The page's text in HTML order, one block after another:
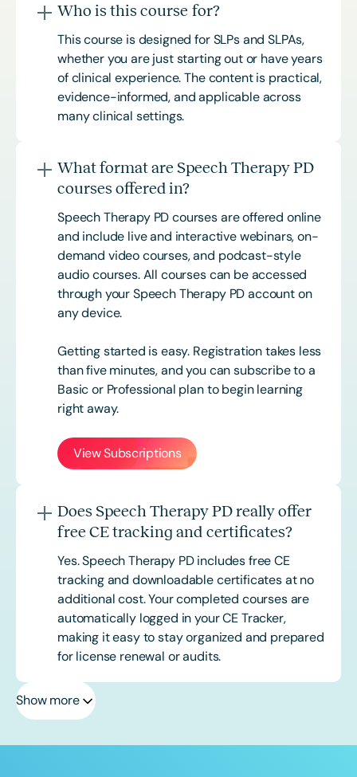
Who is this course for?
This course is designed for SLPs and SLPAs,
whether you are just starting out or have years
of clinical experience. The content is practical,
evidence-informed, and applicable across
many clinical settings.
What format are Speech Therapy PD
courses offered in?
Speech Therapy PD courses are offered online
and include live and interactive webinars, on-
demand video courses, and podcast-style
audio courses. All courses can be accessed
through your Speech Therapy PD account on
any device.
Getting started is easy. Registration takes less
than five minutes, and you can subscribe to a
Basic or Professional plan to begin learning
right away.
View Subscriptions
Does Speech Therapy PD really offer
free CE tracking and certificates?
Yes. Speech Therapy PD includes free CE
tracking and downloadable certificates at no
additional cost. Your completed courses are
automatically logged in your CE Tracker,
making it easy to stay organized and prepared
for license renewal or audits.
Show more